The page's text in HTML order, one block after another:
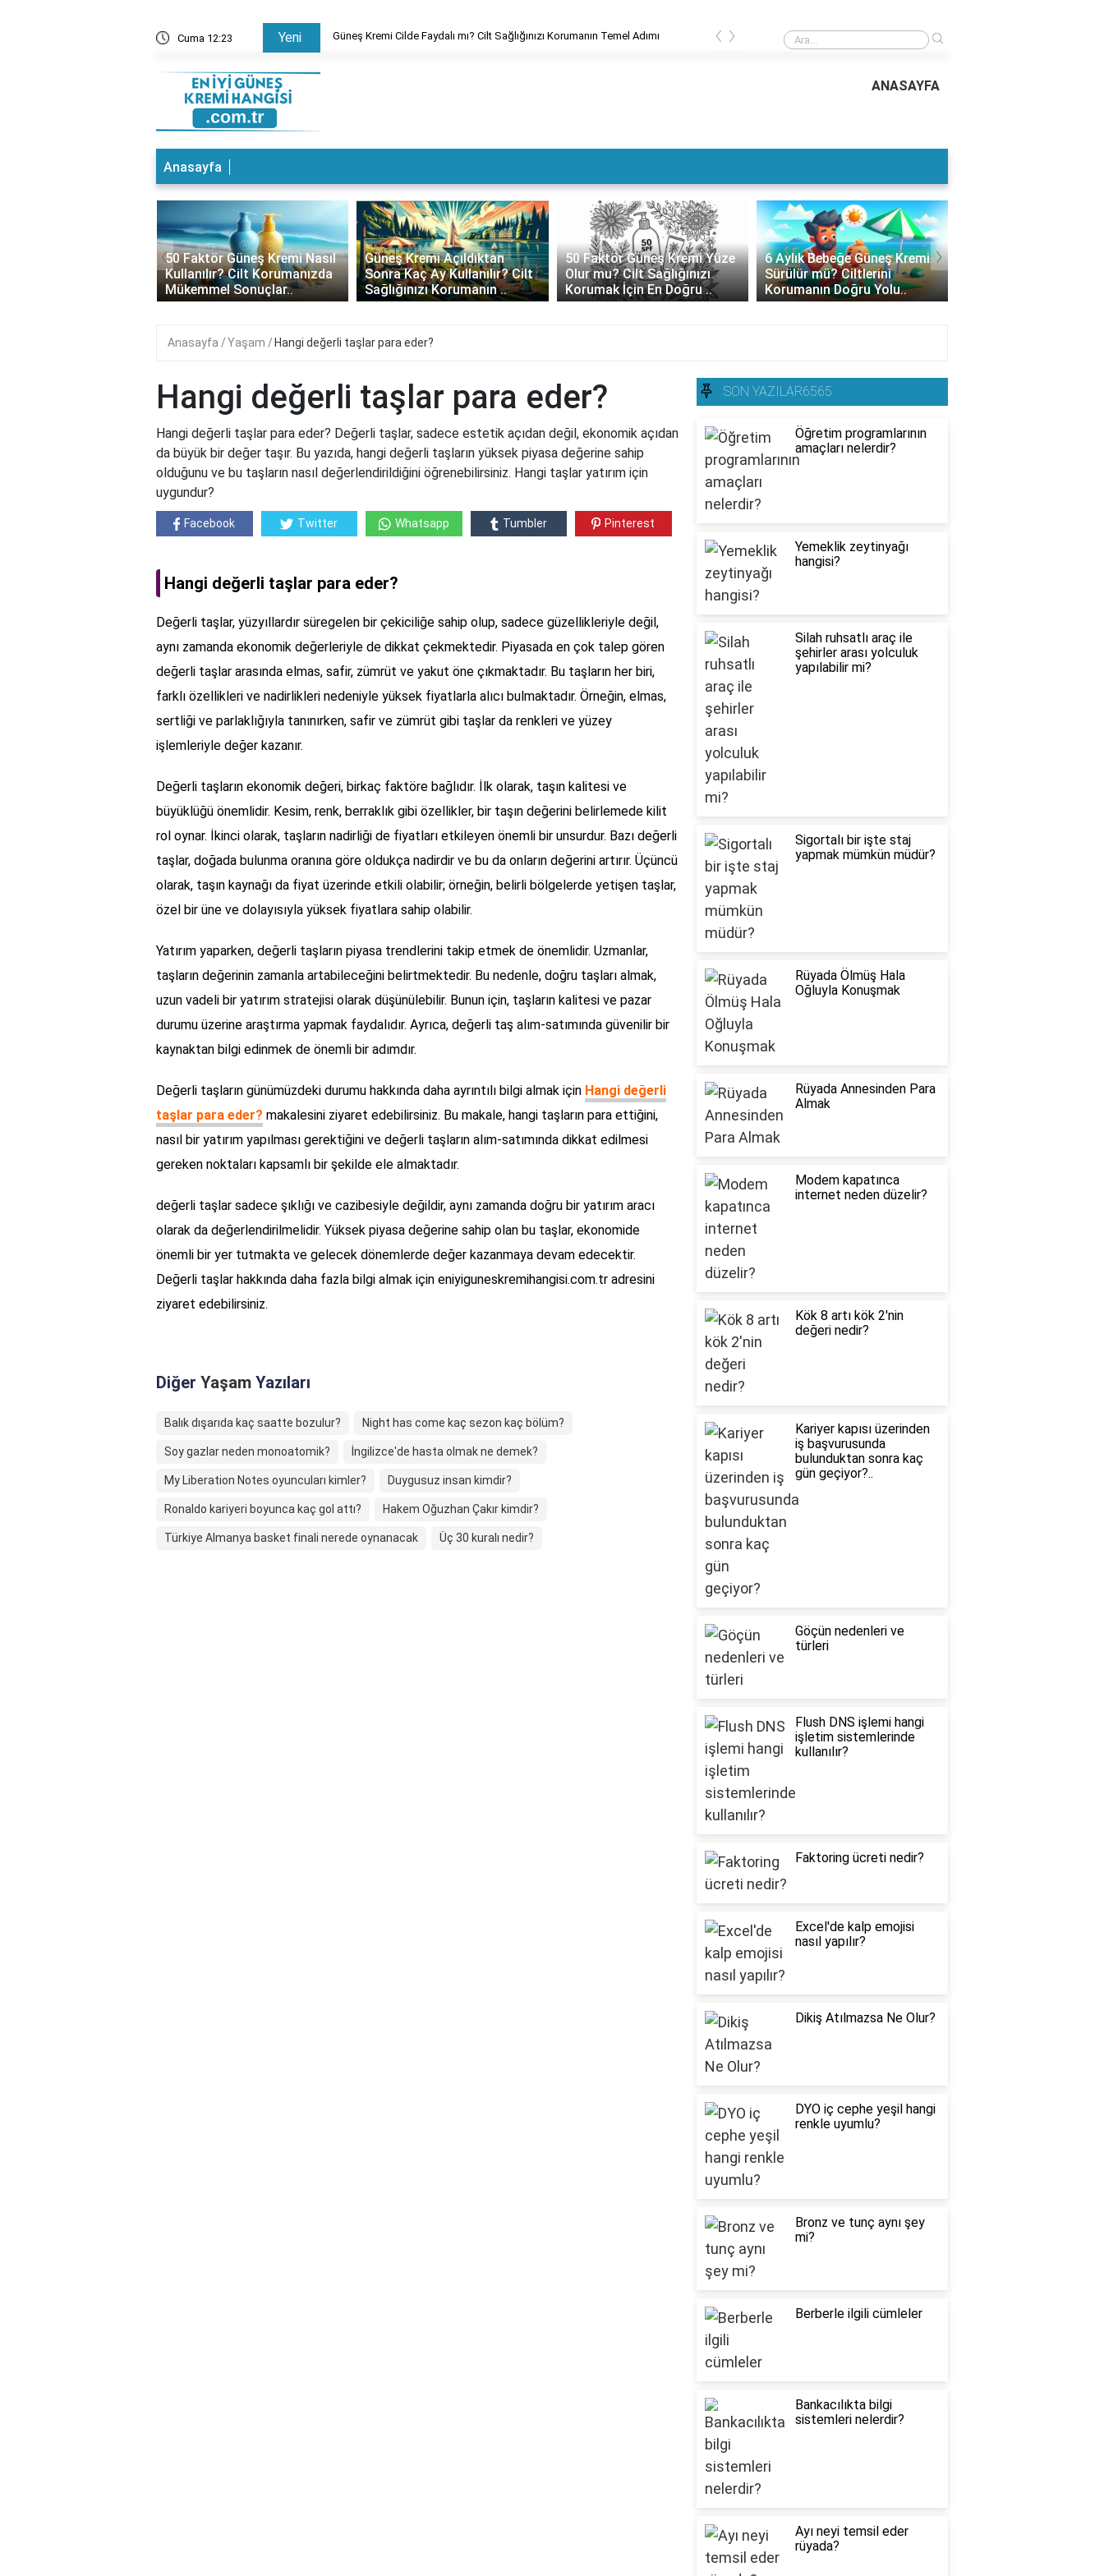
Cuma 12:23 Yeni
Ne Sürülür? Cilt Bakımında Doğru Bilgiler Güneş Kremi Cilde Faydalı mı? Cilt Sağlığınızı Korumanın Temel Adımı
Güneş Kremi Buzdolabına Konur mu? Cilt Sağlığınızı Korumak İçin Doğru
Yöntemleri..
‹ ›
ANASAYFA
Anasayfa
50 Faktör Güneş Kremi Nasıl
Kullanılır? Cilt Korumanızda
Mükemmel Sonuçlar..
Güneş Kremi Açıldıktan
Sonra Kaç Ay Kullanılır? Cilt
Sağlığınızı Korumanın ..
50 Faktör Güneş Kremi Yüze
Olur mu? Cilt Sağlığınızı
Korumak İçin En Doğru ..
6 Aylık Bebeğe Güneş Kremi
Sürülür mü? Ciltlerini
Korumanın Doğru Yolu..
‹ ›
Anasayfa Yaşam Hangi değerli taşlar para eder?
Hangi değerli taşlar para eder?
Hangi değerli taşlar para eder? Değerli taşlar, sadece estetik açıdan değil, ekonomik açıdan
da büyük bir değer taşır. Bu yazıda, hangi değerli taşların yüksek piyasa değerine sahip
olduğunu ve bu taşların nasıl değerlendirildiğini öğrenebilirsiniz. Hangi taşlar yatırım için
uygundur?
Facebook Twitter Whatsapp Tumbler Pinterest
Hangi değerli taşlar para eder?
Değerli taşlar, yüzyıllardır süregelen bir çekiciliğe sahip olup, sadece güzellikleriyle değil,
aynı zamanda ekonomik değerleriyle de dikkat çekmektedir. Piyasada en çok talep gören
değerli taşlar arasında elmas, safir, zümrüt ve yakut öne çıkmaktadır. Bu taşların her biri,
farklı özellikleri ve nadirlikleri nedeniyle yüksek fiyatlarla alıcı bulmaktadır. Örneğin, elmas,
sertliği ve parlaklığıyla tanınırken, safir ve zümrüt gibi taşlar da renkleri ve yüzey
işlemleriyle değer kazanır.
Değerli taşların ekonomik değeri, birkaç faktöre bağlıdır. İlk olarak, taşın kalitesi ve
büyüklüğü önemlidir. Kesim, renk, berraklık gibi özellikler, bir taşın değerini belirlemede kilit
rol oynar. İkinci olarak, taşların nadirliği de fiyatları etkileyen önemli bir unsurdur. Bazı değerli
taşlar, doğada bulunma oranına göre oldukça nadirdir ve bu da onların değerini artırır. Üçüncü
olarak, taşın kaynağı da fiyat üzerinde etkili olabilir; örneğin, belirli bölgelerde yetişen taşlar,
özel bir üne ve dolayısıyla yüksek fiyatlara sahip olabilir.
Yatırım yaparken, değerli taşların piyasa trendlerini takip etmek de önemlidir. Uzmanlar,
taşların değerinin zamanla artabileceğini belirtmektedir. Bu nedenle, doğru taşları almak,
uzun vadeli bir yatırım stratejisi olarak düşünülebilir. Bunun için, taşların kalitesi ve pazar
durumu üzerine araştırma yapmak faydalıdır. Ayrıca, değerli taş alım-satımında güvenilir bir
kaynaktan bilgi edinmek de önemli bir adımdır.
Değerli taşların günümüzdeki durumu hakkında daha ayrıntılı bilgi almak için Hangi değerli
taşlar para eder? makalesini ziyaret edebilirsiniz. Bu makale, hangi taşların para ettiğini,
nasıl bir yatırım yapılması gerektiğini ve değerli taşların alım-satımında dikkat edilmesi
gereken noktaları kapsamlı bir şekilde ele almaktadır.
değerli taşlar sadece şıklığı ve cazibesiyle değildir, aynı zamanda doğru bir yatırım aracı
olarak da değerlendirilmelidir. Yüksek piyasa değerine sahip olan bu taşlar, ekonomide
önemli bir yer tutmakta ve gelecek dönemlerde değer kazanmaya devam edecektir.
Değerli taşlar hakkında daha fazla bilgi almak için eniyiguneskremihangisi.com.tr adresini
ziyaret edebilirsiniz.
Diğer Yaşam Yazıları
Balık dışarıda kaç saatte bozulur? Night has come kaç sezon kaç bölüm?
Soy gazlar neden monoatomik? İngilizce'de hasta olmak ne demek?
My Liberation Notes oyuncuları kimler? Duygusuz insan kimdir?
Ronaldo kariyeri boyunca kaç gol attı? Hakem Oğuzhan Çakır kimdir?
Türkiye Almanya basket finali nerede oynanacak Üç 30 kuralı nedir?
SON YAZILAR6565
Öğretim programlarının
amaçları nelerdir?
Yemeklik zeytinyağı
hangisi?
Silah ruhsatlı araç ile
şehirler arası yolculuk
yapılabilir mi?
Sigortalı bir işte staj
yapmak mümkün müdür?
Rüyada Ölmüş Hala
Oğluyla Konuşmak
Rüyada Annesinden Para
Almak
Modem kapatınca
internet neden düzelir?
Kök 8 artı kök 2'nin
değeri nedir?
Kariyer kapısı üzerinden
iş başvurusunda
bulunduktan sonra kaç
gün geçiyor?..
Göçün nedenleri ve
türleri
Flush DNS işlemi hangi
işletim sistemlerinde
kullanılır?
Faktoring ücreti nedir?
Excel'de kalp emojisi
nasıl yapılır?
Dikiş Atılmazsa Ne Olur?
DYO iç cephe yeşil hangi
renkle uyumlu?
Bronz ve tunç aynı şey
mi?
Berberle ilgili cümleler
Bankacılıkta bilgi
sistemleri nelerdir?
Ayı neyi temsil eder
rüyada?